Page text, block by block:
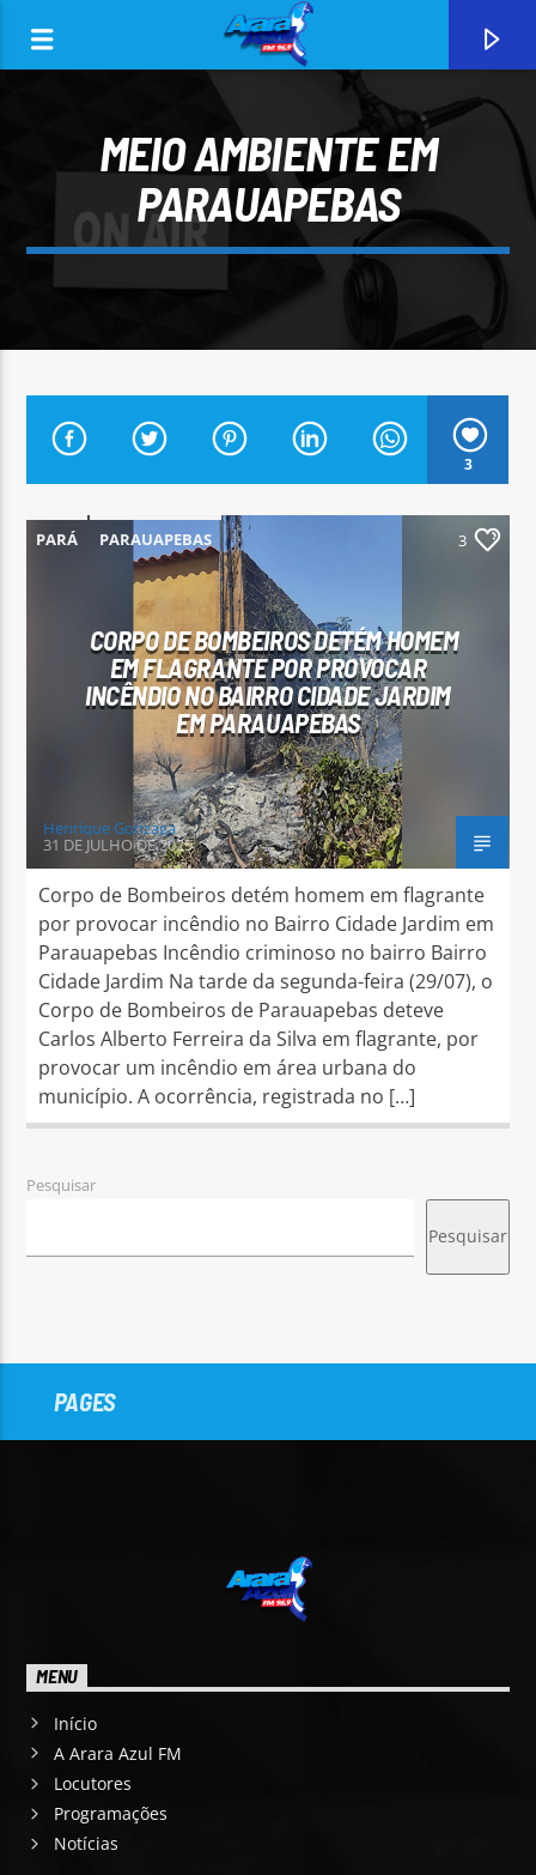
CURRENT TRACK
ARARA AZUL FM 96,9
Arara Azul FM
MEIO AMBIENTE EM
PARAUAPEBAS
3
PARÁ PARAUAPEBAS 3
CORPO DE BOMBEIROS DETÉM HOMEM
EM FLAGRANTE POR PROVOCAR
INCÊNDIO NO BAIRRO CIDADE JARDIM
EM PARAUAPEBAS
Henrique Gonzaga
31 DE JULHO DE 2025
Corpo de Bombeiros detém homem em flagrante
por provocar incêndio no Bairro Cidade Jardim em
Parauapebas Incêndio criminoso no bairro Bairro
Cidade Jardim Na tarde da segunda-feira (29/07), o
Corpo de Bombeiros de Parauapebas deteve
Carlos Alberto Ferreira da Silva em flagrante, por
provocar um incêndio em área urbana do
município. A ocorrência, registrada no […]
Pesquisar
Pesquisar
PAGES
MENU
Início
A Arara Azul FM
Locutores
Programações
Notícias